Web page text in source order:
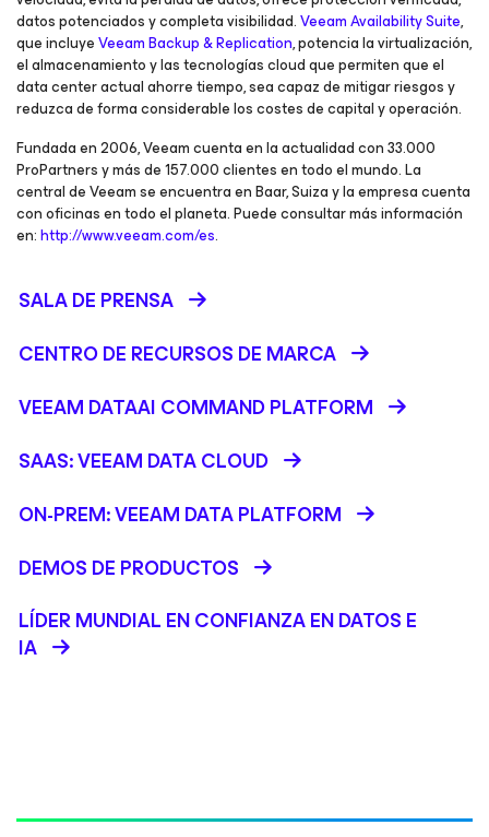
datos potenciados y completa visibilidad.Veeam Availability Suite,
que incluyeVeeam Backup & Replication, potencia la virtualización,
el almacenamiento y las tecnologías cloud que permiten que el
data center actual ahorre tiempo, sea capaz de mitigar riesgos y
reduzca de forma considerable los costes de capital y operación.
Fundada en 2006, Veeam cuenta en la actualidad con 33.000
ProPartners y más de 157.000 clientes en todo el mundo. La
central de Veeam se encuentra en Baar, Suiza y la empresa cuenta
con oficinas en todo el planeta. Puede consultar más información
en:http://www.veeam.com/es.
SALA DE PRENSA
CENTRO DE RECURSOS DE MARCA
VEEAM DATAAI COMMAND PLATFORM
SAAS: VEEAM DATA CLOUD
ON-PREM: VEEAM DATA PLATFORM
DEMOS DE PRODUCTOS
LÍDER MUNDIAL EN CONFIANZA EN DATOS E
IA